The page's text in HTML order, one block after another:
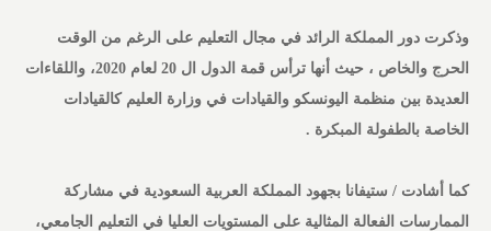
وذكرت دور المملكة الرائد في مجال التعليم على الرغم من الوقت
الحرج والخاص ، حيث أنها ترأس قمة الدول ال 20 لعام 2020، واللقاءات
العديدة بين منظمة اليونسكو والقيادات في وزارة العليم كالقيادات
الخاصة بالطفولة المبكرة .
كما أشادت / ستيفانا بجهود المملكة العربية السعودية في مشاركة
الممارسات الفعالة المثالية على المستويات العليا في التعليم الجامعي،